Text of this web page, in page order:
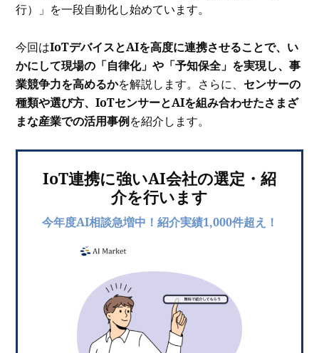
行）」を一段自動化し始めています。
今回はIoTデバイスとAIを高度に連携させることで、い
かにして現場の「自律化」や「予知保全」を実現し、事
業競争力を高めるかを解説します。さらに、 センサーの
種類や選び方、IoTセンサーとAIを組み合わせたさまざ
まな産業での活用事例を紹介します。
IoT連携に強いAI会社の選定・紹
介を行います
今年度AI相談急増中！紹介実績1,000件超え！